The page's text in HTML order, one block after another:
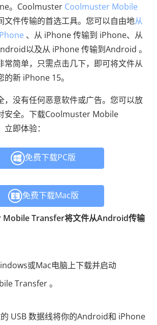
。Coolmuster Coolmuster Mobile
文件传输的首选工具。您可以自由地从
、从 iPhone 传输到 iPhone、从
以及从 iPhone 传输到Android 。
常简单，只需点击几下，即可将文件从
新 iPhone 15。
，没有任何恶意软件或广告。您可以放
安全。下载Coolmuster Mobile
即体验：
免费下载PC版
免费下载Mac版
Mobile Transfer将文件从Android传输
或Mac电脑上下载并启动
Transfer 。
USB 数据线将你的Android和 iPhone